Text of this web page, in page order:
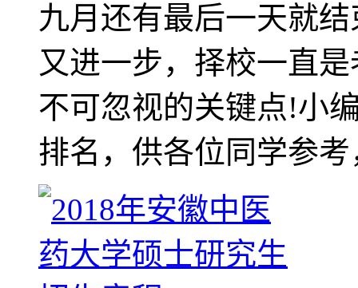
九月还有最后一天就
又进一步，择校一直
不可忽视的关键点!小
排名，供各位同学参考